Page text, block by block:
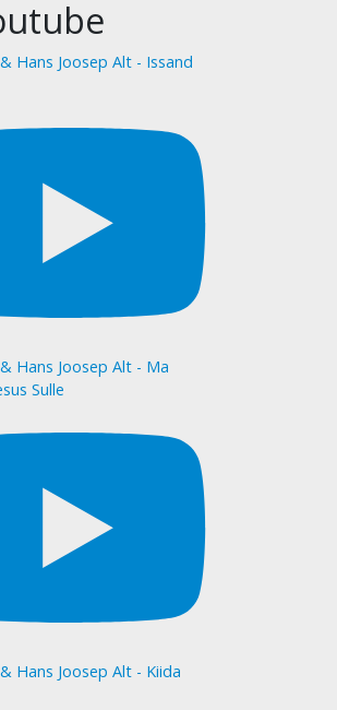
Hans Joosep Alt - Issand
Hans Joosep Alt - Ma
Sulle
Hans Joosep Alt - Kiida